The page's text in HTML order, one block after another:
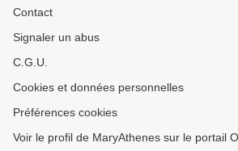
Contact
Signaler un abus
C.G.U.
Cookies et données personnelles
Préférences cookies
Voir le profil de MaryAthenes sur le portail